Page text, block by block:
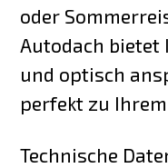
oder
Autodach bietet
und optisch
perfekt zu
Technische